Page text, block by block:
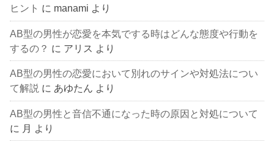
ヒント に manami より
AB型の男性が恋愛を本気でする時はどんな態度や行動を
するの？ に アリス より
AB型の男性の恋愛において別れのサインや対処法につい
て解説 に あゆたん より
AB型の男性と音信不通になった時の原因と対処について
に 月 より